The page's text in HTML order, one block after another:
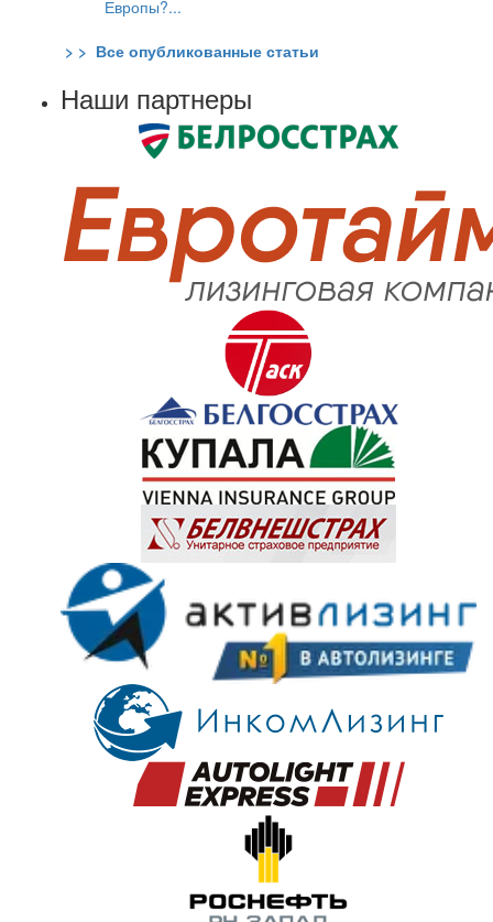
Европы?...
> > Все опубликованные статьи
Наши партнеры